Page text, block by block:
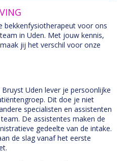
bekkenfysiotherapeut voor ons
in Uden. Met jouw kennis,
jij het verschil voor onze
Uden lever je persoonlijke
Dit doe je niet
specialisten en assistenten
De assistentes maken de
gedeelte van de intake.
de slag vanaf het eerste